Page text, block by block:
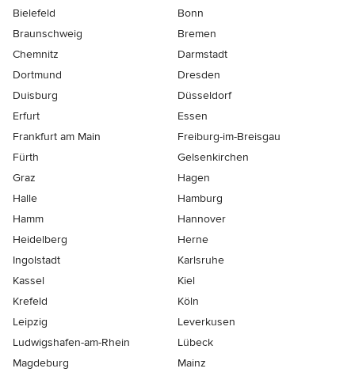
Bielefeld
Bonn
Braunschweig
Bremen
Chemnitz
Darmstadt
Dortmund
Dresden
Duisburg
Düsseldorf
Erfurt
Essen
Frankfurt am Main
Freiburg-im-Breisgau
Fürth
Gelsenkirchen
Graz
Hagen
Halle
Hamburg
Hamm
Hannover
Heidelberg
Herne
Ingolstadt
Karlsruhe
Kassel
Kiel
Krefeld
Köln
Leipzig
Leverkusen
Ludwigshafen-am-Rhein
Lübeck
Magdeburg
Mainz